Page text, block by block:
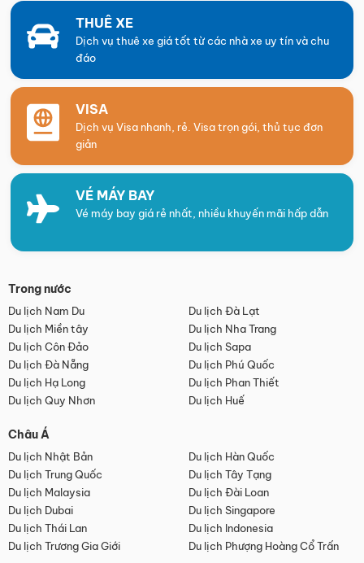
THUÊ XE
Dịch vụ thuê xe giá tốt từ các nhà xe uy tín và chu
đáo
VISA
Dịch vụ Visa nhanh, rẻ. Visa trọn gói, thủ tục đơn
giản
VÉ MÁY BAY
Vé máy bay giá rẻ nhất, nhiều khuyến mãi hấp dẫn
Trong nước
Du lịch Nam Du
Du lịch Đà Lạt
Du lịch Miền tây
Du lịch Nha Trang
Du lịch Côn Đảo
Du lịch Sapa
Du lịch Đà Nẵng
Du lịch Phú Quốc
Du lịch Hạ Long
Du lịch Phan Thiết
Du lịch Quy Nhơn
Du lịch Huế
Châu Á
Du lịch Nhật Bản
Du lịch Hàn Quốc
Du lịch Trung Quốc
Du lịch Tây Tạng
Du lịch Malaysia
Du lịch Đài Loan
Du lịch Dubai
Du lịch Singapore
Du lịch Thái Lan
Du lịch Indonesia
Du lịch Trương Gia Giới
Du lịch Phượng Hoàng Cổ Trấn